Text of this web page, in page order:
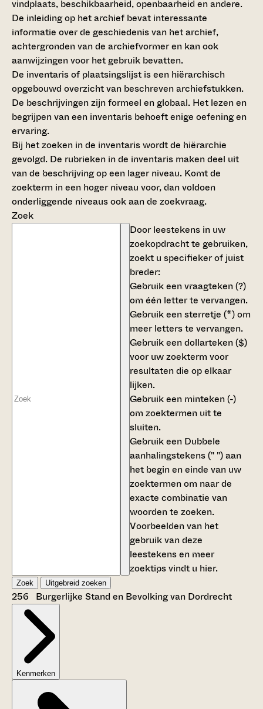
vindplaats, beschikbaarheid, openbaarheid en andere.
De inleiding op het archief bevat interessante
informatie over de geschiedenis van het archief,
achtergronden van de archiefvormer en kan ook
aanwijzingen voor het gebruik bevatten.
De inventaris of plaatsingslijst is een hiërarchisch
opgebouwd overzicht van beschreven archiefstukken.
De beschrijvingen zijn formeel en globaal. Het lezen en
begrijpen van een inventaris behoeft enige oefening en
ervaring.
Bij het zoeken in de inventaris wordt de hiërarchie
gevolgd. De rubrieken in de inventaris maken deel uit
van de beschrijving op een lager niveau. Komt de
zoekterm in een hoger niveau voor, dan voldoen
onderliggende niveaus ook aan de zoekvraag.
Zoek
Door leestekens in uw
zoekopdracht te gebruiken,
zoekt u specifieker of juist
breder:
Gebruik eenvraagteken (?)
om één letter te vervangen.
Gebruik eensterretje (*)om
meer letters te vervangen.
Gebruik eendollarteken ($)
voor uw zoekterm voor
resultaten die op elkaar
lijken.
Gebruik een minteken (-)
om zoektermen uit te
sluiten.
Gebruik een Dubbele
aanhalingstekens (" ")aan
het begin en einde van uw
zoektermen om naar de
exacte combinatie van
woorden te zoeken.
Voorbeelden van het
gebruik van deze
leestekens en meer
zoektips vindt u hier.
Zoek Uitgebreid zoeken
256 Burgerlijke Stand en Bevolking van Dordrecht
Kenmerken